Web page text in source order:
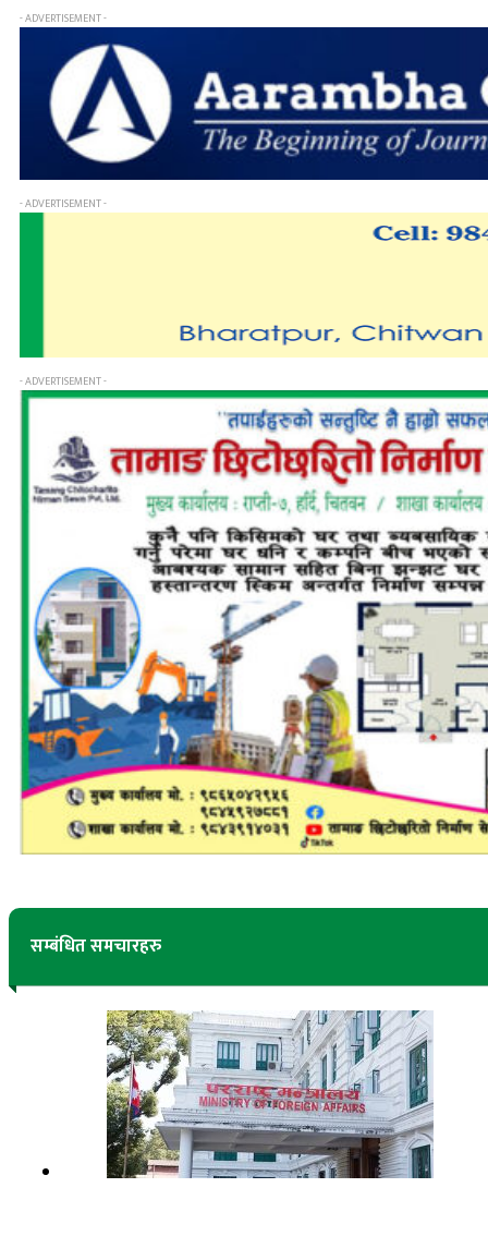
- ADVERTISEMENT -
- ADVERTISEMENT -
- ADVERTISEMENT -
सम्बंधित समचारहरु